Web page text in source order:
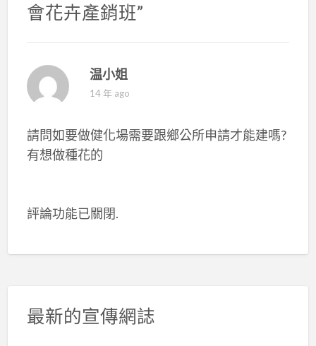
會花卉產銷班”
温小姐
14 年 ago
請問如要做健化場需要跟鄉公所申請才能建嗎?
有想做種花的
評論功能已關閉.
最新的宣傳網誌